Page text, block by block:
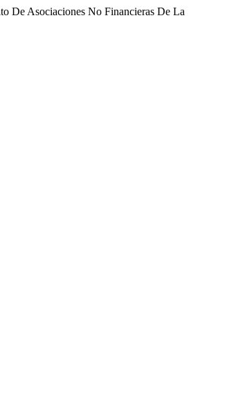
De Asociaciones No Financieras De La